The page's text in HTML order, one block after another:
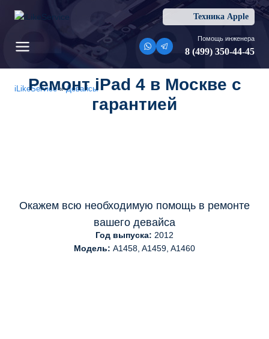
Техника Apple
Помощь инженера
8 (499) 350-44-45
iLikeService»Девайсы
Ремонт iPad 4 в Москве с
гарантией
Окажем всю необходимую помощь в ремонте
вашего девайса
Год выпуска: 2012
Модель: A1458, A1459, A1460